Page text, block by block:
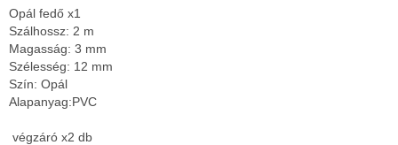
Opál fedő x1
Szálhossz: 2 m
Magasság: 3 mm
Szélesség: 12 mm
Szín: Opál
Alapanyag:PVC
végzáró x2 db